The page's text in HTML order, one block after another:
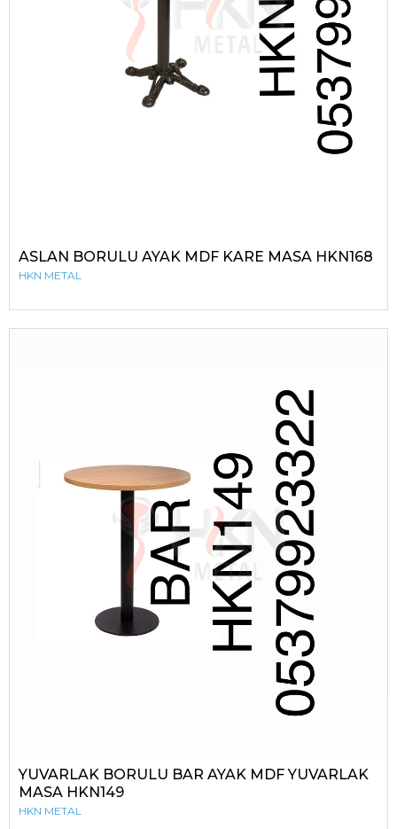
ASLAN BORULU AYAK MDF KARE MASA HKN168
HKN METAL
YUVARLAK BORULU BAR AYAK MDF YUVARLAK
MASA HKN149
HKN METAL